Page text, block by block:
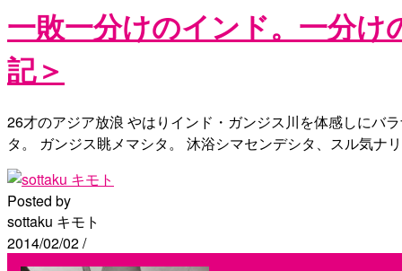
一敗一分けのインド。一分
記＞
26才のアジア放浪 やはりインド・ガンジス川を体感しにバ
タ。 ガンジス眺メマシタ。 沐浴シマセンデシタ、スル気ナ
Posted by
sottaku キモト
2014/02/02/